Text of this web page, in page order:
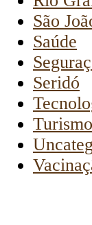
São
Saúde
Seridó
Turismo